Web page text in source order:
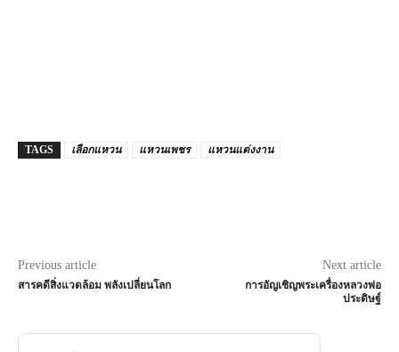
TAGS เลือกแหวน แหวนเพชร แหวนแต่งงาน
Previous article
สารคดีสิ่งแวดล้อม พลังเปลี่ยนโลก
Next article
การอัญเชิญพระเครื่องหลวงพ่อ
ประดิษฐ์